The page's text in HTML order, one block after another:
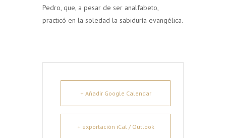
Pedro, que, a pesar de ser analfabeto,
practicó en la soledad la sabiduría evangélica.
+ Añadir Google Calendar
+ exportación iCal / Outlook